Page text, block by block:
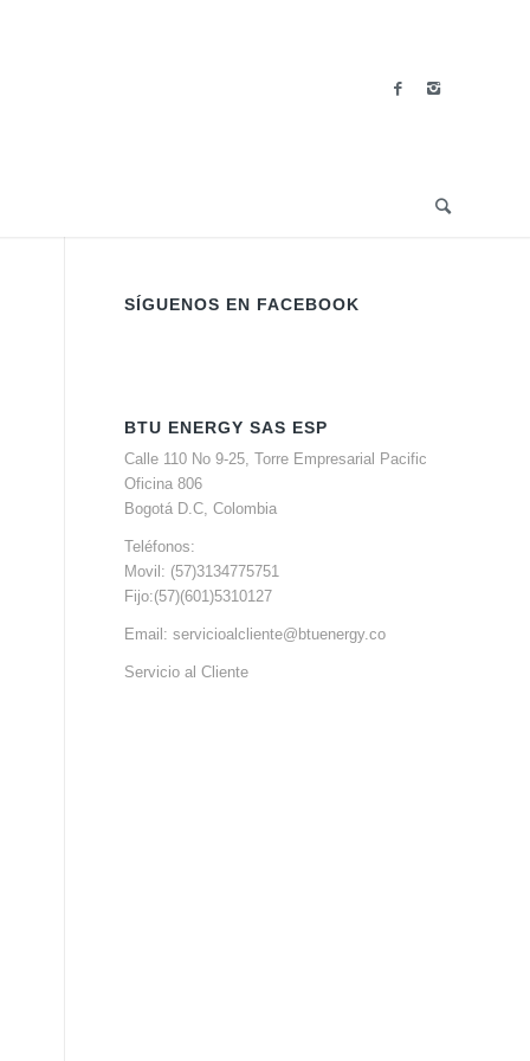
SÍGUENOS EN FACEBOOK
BTU ENERGY SAS ESP
Calle 110 No 9-25, Torre Empresarial Pacific
Oficina 806
Bogotá D.C, Colombia
Teléfonos:
Movil: (57)3134775751
Fijo:(57)(601)5310127
Email: servicioalcliente@btuenergy.co
Servicio al Cliente